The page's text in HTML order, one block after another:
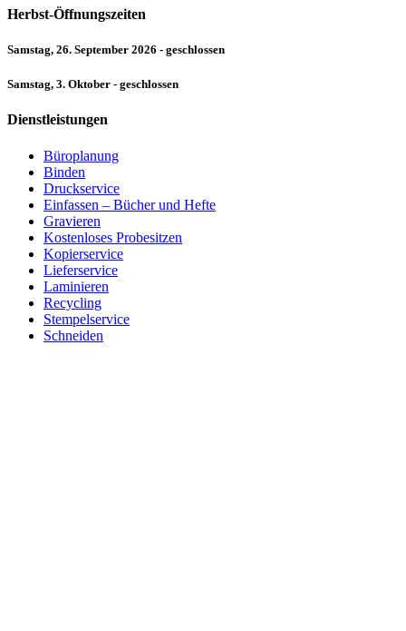
Herbst-Öffnungszeiten
Samstag, 26. September 2026 - geschlossen
Samstag, 3. Oktober - geschlossen
Dienstleistungen
Büroplanung
Binden
Druckservice
Einfassen – Bücher und Hefte
Gravieren
Kostenloses Probesitzen
Kopierservice
Lieferservice
Laminieren
Recycling
Stempelservice
Schneiden